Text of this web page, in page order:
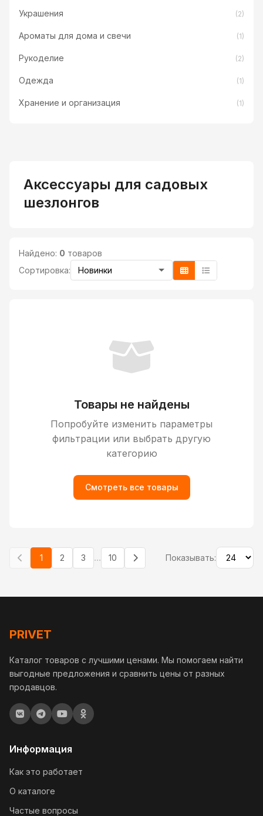
Украшения (2)
Ароматы для дома и свечи (1)
Рукоделие (2)
Одежда (1)
Хранение и организация (1)
Аксессуары для садовых
шезлонгов
Найдено: 0 товаров
Сортировка:
Товары не найдены
Попробуйте изменить параметры
фильтрации или выбрать другую
категорию
Смотреть все товары
1 2 3 ... 10 Показывать:
PRIVET
Каталог товаров с лучшими ценами. Мы помогаем найти
выгодные предложения и сравнить цены от разных
продавцов.
Информация
Как это работает
О каталоге
Частые вопросы